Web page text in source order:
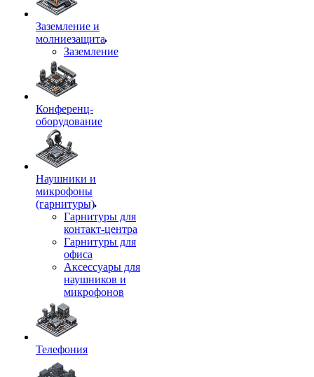
Заземление и
молниезащита
Заземление
Конференц-
оборудование
Наушники и
микрофоны
(гарнитуры)
Гарнитуры для
контакт-центра
Гарнитуры для
офиса
Аксессуары для
наушников и
микрофонов
Телефония